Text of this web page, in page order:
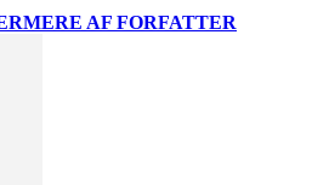
MERE AF FORFATTER